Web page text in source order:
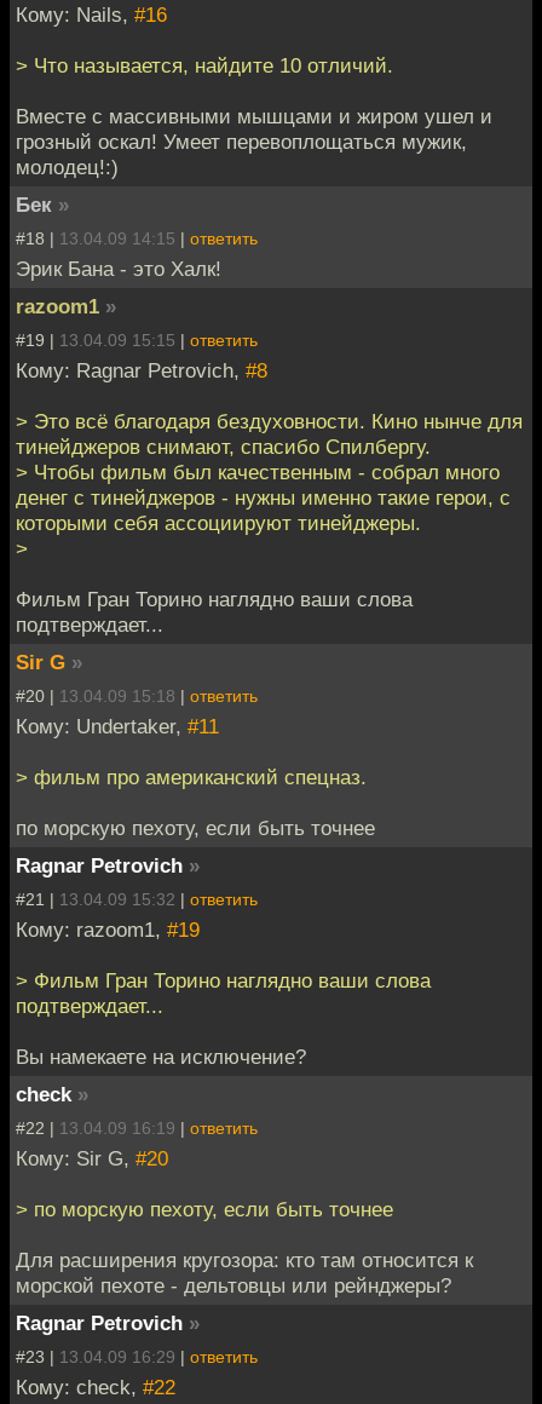
Кому: Nails, #16
> Что называется, найдите 10 отличий.
Вместе с массивными мышцами и жиром ушел и
грозный оскал! Умеет перевоплощаться мужик,
молодец!:)
Бек »
#18 | 13.04.09 14:15 | ответить
Эрик Бана - это Халк!
razoom1 »
#19 | 13.04.09 15:15 | ответить
Кому: Ragnar Petrovich, #8
> Это всё благодаря бездуховности. Кино нынче для
тинейджеров снимают, спасибо Спилбергу.
> Чтобы фильм был качественным - собрал много
денег с тинейджеров - нужны именно такие герои, с
которыми себя ассоциируют тинейджеры.
>
Фильм Гран Торино наглядно ваши слова
подтверждает...
Sir G »
#20 | 13.04.09 15:18 | ответить
Кому: Undertaker, #11
> фильм про американский спецназ.
по морскую пехоту, если быть точнее
Ragnar Petrovich »
#21 | 13.04.09 15:32 | ответить
Кому: razoom1, #19
> Фильм Гран Торино наглядно ваши слова
подтверждает...
Вы намекаете на исключение?
check »
#22 | 13.04.09 16:19 | ответить
Кому: Sir G, #20
> по морскую пехоту, если быть точнее
Для расширения кругозора: кто там относится к
морской пехоте - дельтовцы или рейнджеры?
Ragnar Petrovich »
#23 | 13.04.09 16:29 | ответить
Кому: check, #22